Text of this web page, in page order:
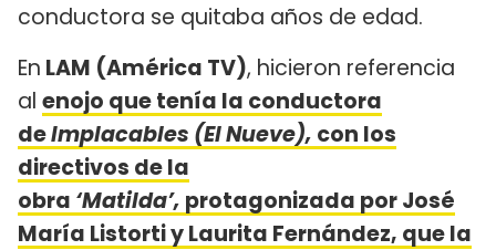
conductora se quitaba años de edad.
En LAM (América TV), hicieron referencia
al enojo que tenía la conductora
deImplacables (El Nueve), con los
directivos de la
obra ‘Matilda’, protagonizada por José
María Listorti y Laurita Fernández, que la